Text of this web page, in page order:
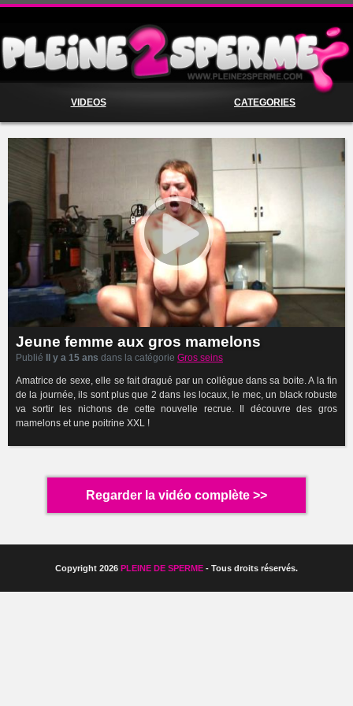
VIDEOS CATEGORIES
Jeune femme aux gros mamelons
Publié Il y a 15 ans dans la catégorie Gros seins
Amatrice de sexe, elle se fait dragué par un collègue dans sa boite. A la fin
de la journée, ils sont plus que 2 dans les locaux, le mec, un black robuste
va sortir les nichons de cette nouvelle recrue. Il découvre des gros
mamelons et une poitrine XXL !
Regarder la vidéo complète >>
Copyright 2026 PLEINE DE SPERME - Tous droits réservés.